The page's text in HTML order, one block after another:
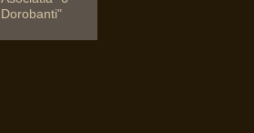
Dorobanti"